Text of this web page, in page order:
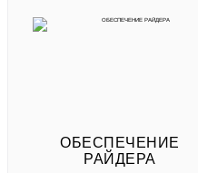
ОБЕСПЕЧЕНИЕ
РАЙДЕРА